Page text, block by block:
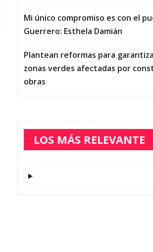
Mi único compromiso es con el
Guerrero: Esthela Damián
Plantean reformas para
zonas verdes afectadas por
obras
LOS MÁS RELEVANTE